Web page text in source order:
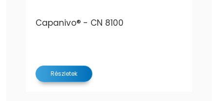
Capanivo® - CN 8100
Részletek